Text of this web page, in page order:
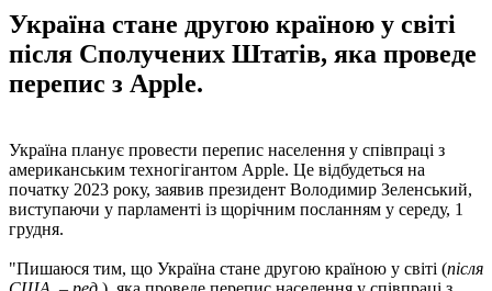
Україна стане другою країною у світі
після Сполучених Штатів, яка проведе
перепис з Apple.
Україна планує провести перепис населення у співпраці з
американським техногігантом Apple. Це відбудеться на
початку 2023 року, заявив президент Володимир Зеленський,
виступаючи у парламенті із щорічним посланням у середу, 1
грудня.
"Пишаюся тим, що Україна стане другою країною у світі (після